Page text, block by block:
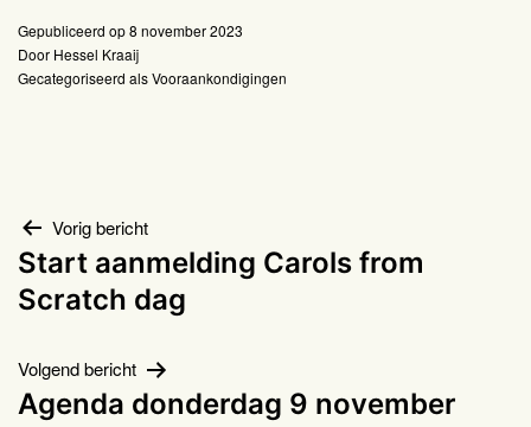
Gepubliceerd op8 november 2023
Door Hessel Kraaij
Gecategoriseerd alsVooraankondigingen
Bericht
navigatie
Vorig bericht
Start aanmelding Carols from
Scratch dag
Volgend bericht
Agenda donderdag 9 november